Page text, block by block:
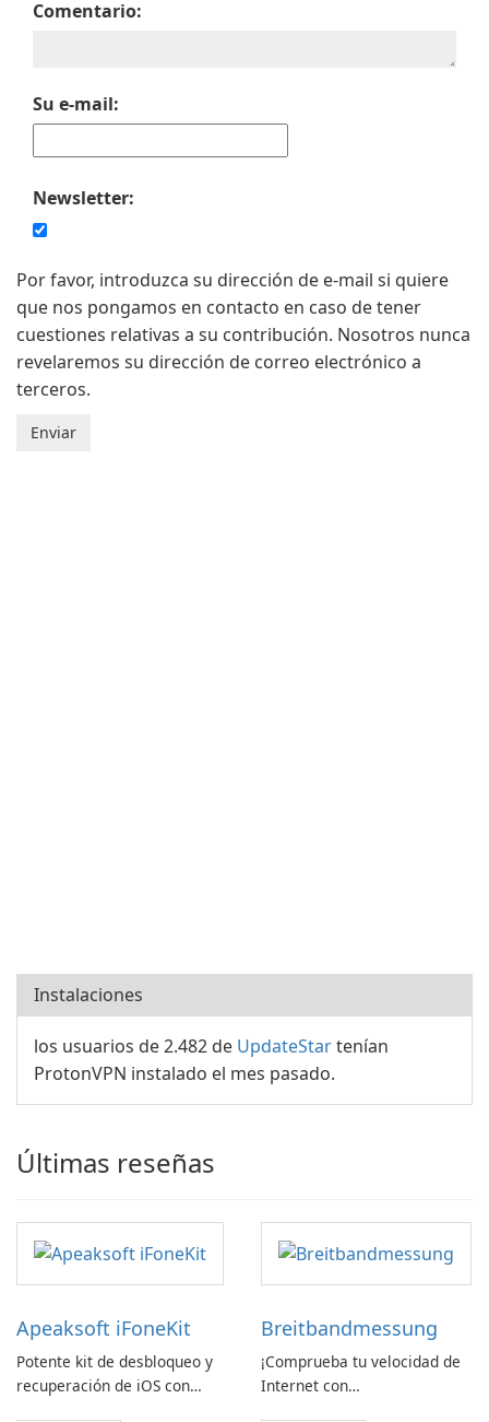
Comentario:
Su e-mail:
Newsletter:
Por favor, introduzca su dirección de e-mail si quiere
que nos pongamos en contacto en caso de tener
cuestiones relativas a su contribución. Nosotros nunca
revelaremos su dirección de correo electrónico a
terceros.
Instalaciones
los usuarios de 2.482 de UpdateStartenían
ProtonVPN instalado el mes pasado.
Últimas reseñas
Apeaksoft iFoneKit
Potente kit de desbloqueo y
recuperación de iOS con
Breitbandmessung
¡Comprueba tu velocidad de
Internet con